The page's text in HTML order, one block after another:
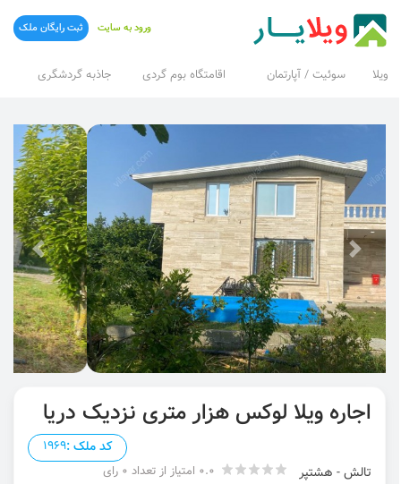
ویلا سوئیت / آپارتمان اقامتگاه بوم گردی جاذبه گردشگری
ورود به سایت ثبت رایگان ملک
اجاره ویلا لوکس هزار متری نزدیک دریا
کد ملک :1969
تالش - هشتپر
0.0 امتیاز از تعداد 0 رای